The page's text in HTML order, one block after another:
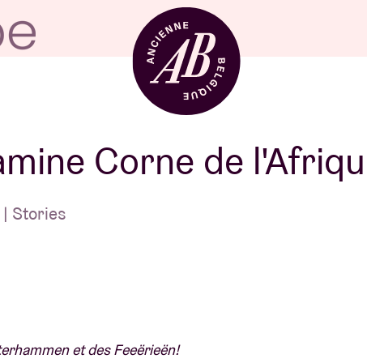
Location de
Corne de
| Stories
et des Feeërieën!